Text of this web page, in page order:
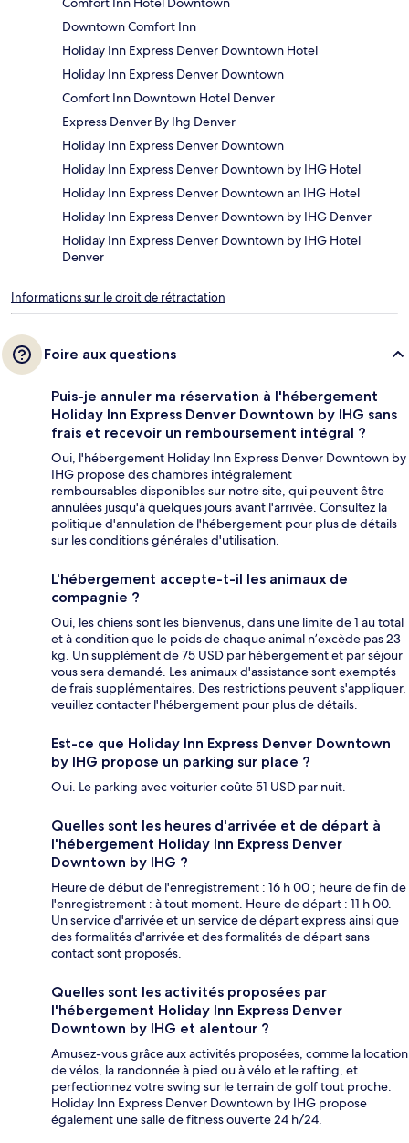
Downtown Comfort Inn
Holiday Inn Express Denver Downtown Hotel
Holiday Inn Express Denver Downtown
Comfort Inn Downtown Hotel Denver
Express Denver By Ihg Denver
Holiday Inn Express Denver Downtown
Holiday Inn Express Denver Downtown by IHG Hotel
Holiday Inn Express Denver Downtown an IHG Hotel
Holiday Inn Express Denver Downtown by IHG Denver
Holiday Inn Express Denver Downtown by IHG Hotel
Denver
Informations sur le droit de rétractation
Foire aux questions
Puis-je annuler ma réservation à l'hébergement
Holiday Inn Express Denver Downtown by IHG sans
frais et recevoir un remboursement intégral ?
Oui, l'hébergement Holiday Inn Express Denver Downtown by
IHG propose des chambres intégralement
remboursables disponibles sur notre site, qui peuvent être
annulées jusqu'à quelques jours avant l'arrivée. Consultez la
politique d'annulation de l'hébergement pour plus de détails
sur les conditions générales d'utilisation.
L'hébergement accepte-t-il les animaux de
compagnie ?
Oui, les chiens sont les bienvenus, dans une limite de 1 au total
et à condition que le poids de chaque animal n’excède pas 23
kg. Un supplément de 75 USD par hébergement et par séjour
vous sera demandé. Les animaux d'assistance sont exemptés
de frais supplémentaires. Des restrictions peuvent s'appliquer,
veuillez contacter l'hébergement pour plus de détails.
Est-ce que Holiday Inn Express Denver Downtown
by IHG propose un parking sur place ?
Oui. Le parking avec voiturier coûte 51 USD par nuit.
Quelles sont les heures d'arrivée et de départ à
l'hébergement Holiday Inn Express Denver
Downtown by IHG ?
Heure de début de l'enregistrement : 16 h 00 ; heure de fin de
l'enregistrement : à tout moment. Heure de départ : 11 h 00.
Un service d'arrivée et un service de départ express ainsi que
des formalités d'arrivée et des formalités de départ sans
contact sont proposés.
Quelles sont les activités proposées par
l'hébergement Holiday Inn Express Denver
Downtown by IHG et alentour ?
Amusez-vous grâce aux activités proposées, comme la location
de vélos, la randonnée à pied ou à vélo et le rafting, et
perfectionnez votre swing sur le terrain de golf tout proche.
Holiday Inn Express Denver Downtown by IHG propose
également une salle de fitness ouverte 24 h/24.